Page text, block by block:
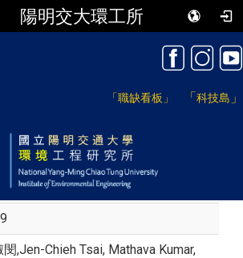
陽明交大環工所
「職缺看板」 「科技島 」
閔,Jen-Chieh Tsai, Mathava Kumar,